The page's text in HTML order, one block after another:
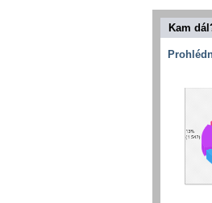
Kam